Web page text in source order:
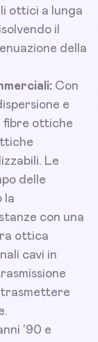
ottici a lunga
il
della
Con
e
fibre ottiche
Le
delle
la
con una
ottica
cavi in
trasmettere
'90 e